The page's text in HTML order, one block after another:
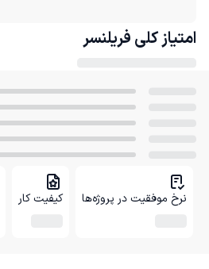
امتیاز کلی فریلنسر
نرخ موفقیت در پروژه‌ها کیفیت کار